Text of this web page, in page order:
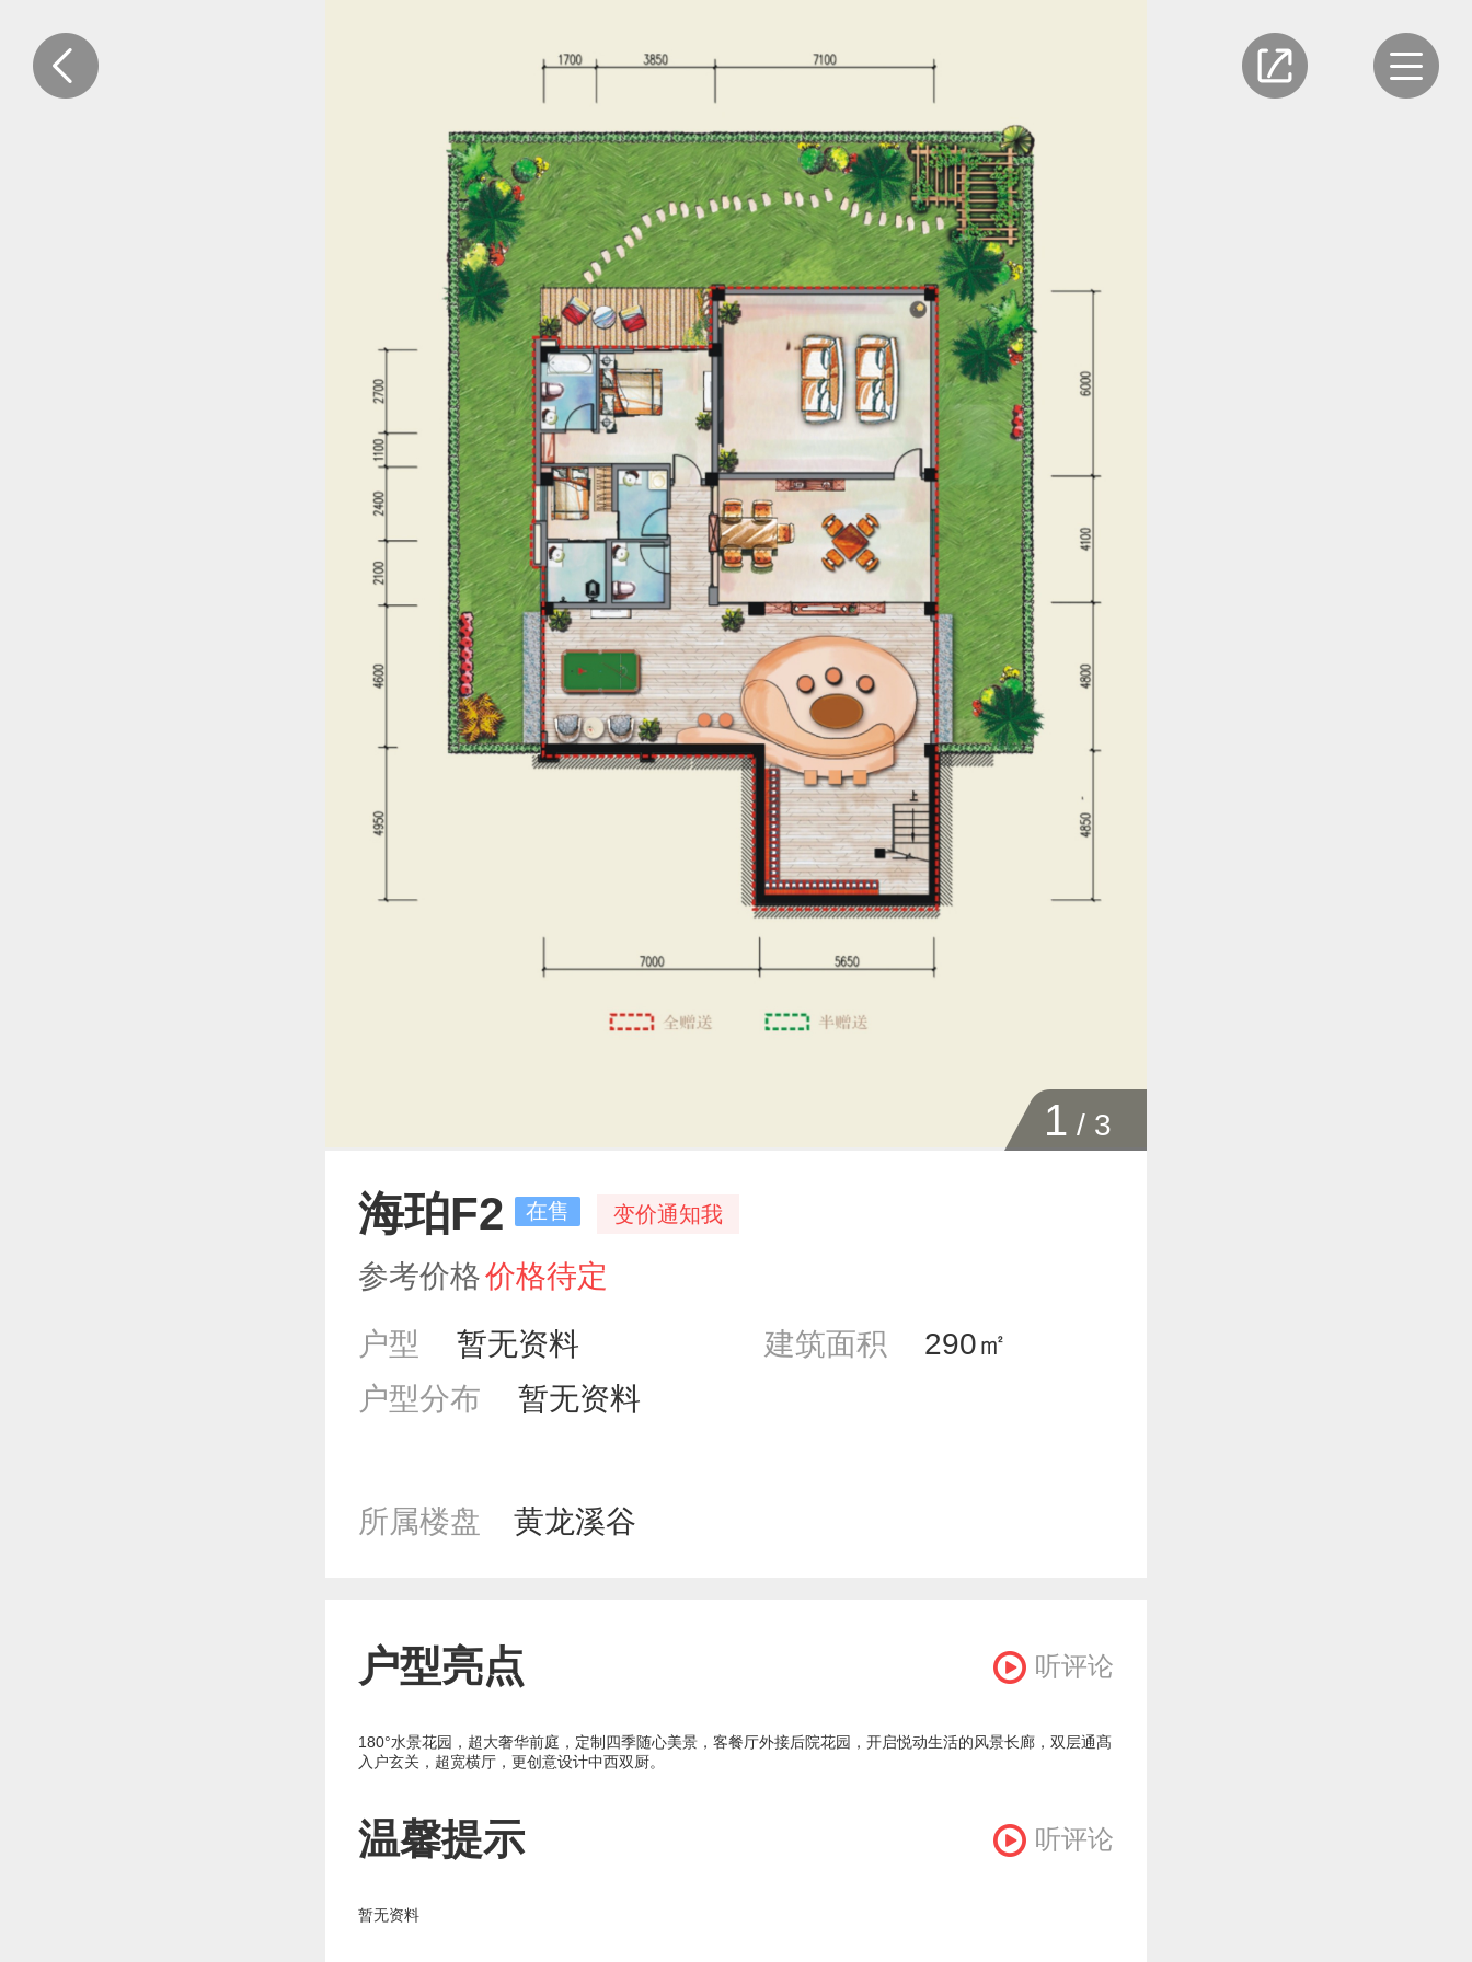
1 / 3
海珀F2 在售 变价通知我
参考价格价格待定
户型
暂无资料 建筑面积
290㎡
户型分布
暂无资料
所属楼盘 黄龙溪谷
户型亮点 听评论
180°水景花园，超大奢华前庭，定制四季随心美景，客餐厅外接后院花园，开启悦动生活的风景长廊，双层通髙
入户玄关，超宽横厅，更创意设计中西双厨。
温馨提示 听评论
暂无资料